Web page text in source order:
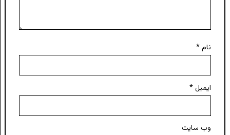
نام*
ایمیل*
وب‌ سایت